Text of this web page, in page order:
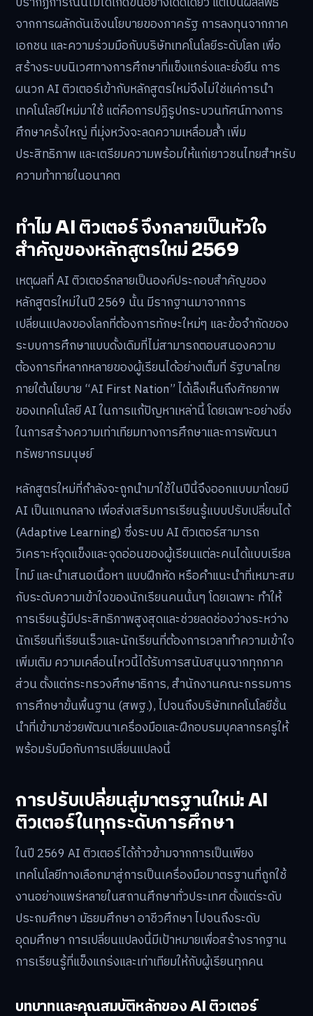
จากการผลักดันเชิงนโยบายของภาครัฐ การลงทุนจากภาค
เอกชน และความร่วมมือกับบริษัทเทคโนโลยีระดับโลก เพื่อ
สร้างระบบนิเวศทางการศึกษาที่แข็งแกร่งและยั่งยืน การ
ผนวก AI ติวเตอร์เข้ากับหลักสูตรใหม่จึงไม่ใช่แค่การนำ
เทคโนโลยีใหม่มาใช้ แต่คือการปฏิรูปกระบวนทัศน์ทางการ
ศึกษาครั้งใหญ่ ที่มุ่งหวังจะลดความเหลื่อมล้ำ เพิ่ม
ประสิทธิภาพ และเตรียมความพร้อมให้แก่เยาวชนไทยสำหรับ
ความท้าทายในอนาคต
ทำไม AI ติวเตอร์ จึงกลายเป็นหัวใจ
สำคัญของหลักสูตรใหม่ 2569
เหตุผลที่ AI ติวเตอร์กลายเป็นองค์ประกอบสำคัญของ
หลักสูตรใหม่ในปี 2569 นั้น มีรากฐานมาจากการ
เปลี่ยนแปลงของโลกที่ต้องการทักษะใหม่ๆ และข้อจำกัดของ
ระบบการศึกษาแบบดั้งเดิมที่ไม่สามารถตอบสนองความ
ต้องการที่หลากหลายของผู้เรียนได้อย่างเต็มที่ รัฐบาลไทย
ภายใต้นโยบาย “AI First Nation” ได้เล็งเห็นถึงศักยภาพ
ของเทคโนโลยี AI ในการแก้ปัญหาเหล่านี้ โดยเฉพาะอย่างยิ่ง
ในการสร้างความเท่าเทียมทางการศึกษาและการพัฒนา
ทรัพยากรมนุษย์
หลักสูตรใหม่ที่กำลังจะถูกนำมาใช้ในปีนี้จึงออกแบบมาโดยมี
AI เป็นแกนกลาง เพื่อส่งเสริมการเรียนรู้แบบปรับเปลี่ยนได้
(Adaptive Learning) ซึ่งระบบ AI ติวเตอร์สามารถ
วิเคราะห์จุดแข็งและจุดอ่อนของผู้เรียนแต่ละคนได้แบบเรียล
ไทม์ และนำเสนอเนื้อหา แบบฝึกหัด หรือคำแนะนำที่เหมาะสม
กับระดับความเข้าใจของนักเรียนคนนั้นๆ โดยเฉพาะ ทำให้
การเรียนรู้มีประสิทธิภาพสูงสุดและช่วยลดช่องว่างระหว่าง
นักเรียนที่เรียนเร็วและนักเรียนที่ต้องการเวลาทำความเข้าใจ
เพิ่มเติม ความเคลื่อนไหวนี้ได้รับการสนับสนุนจากทุกภาค
ส่วน ตั้งแต่กระทรวงศึกษาธิการ, สำนักงานคณะกรรมการ
การศึกษาขั้นพื้นฐาน (สพฐ.), ไปจนถึงบริษัทเทคโนโลยีชั้น
นำที่เข้ามาช่วยพัฒนาเครื่องมือและฝึกอบรมบุคลากรครูให้
พร้อมรับมือกับการเปลี่ยนแปลงนี้
การปรับเปลี่ยนสู่มาตรฐานใหม่: AI
ติวเตอร์ในทุกระดับการศึกษา
ในปี 2569 AI ติวเตอร์ได้ก้าวข้ามจากการเป็นเพียง
เทคโนโลยีทางเลือกมาสู่การเป็นเครื่องมือมาตรฐานที่ถูกใช้
งานอย่างแพร่หลายในสถานศึกษาทั่วประเทศ ตั้งแต่ระดับ
ประถมศึกษา มัธยมศึกษา อาชีวศึกษา ไปจนถึงระดับ
อุดมศึกษา การเปลี่ยนแปลงนี้มีเป้าหมายเพื่อสร้างรากฐาน
การเรียนรู้ที่แข็งแกร่งและเท่าเทียมให้กับผู้เรียนทุกคน
บทบาทและคุณสมบัติหลักของ AI ติวเตอร์